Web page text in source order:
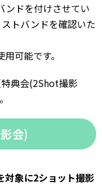
ドを付けさせてい
トバンドを確認いた
可能です。
典会(2Shot撮影
会)
対象に2ショット撮影